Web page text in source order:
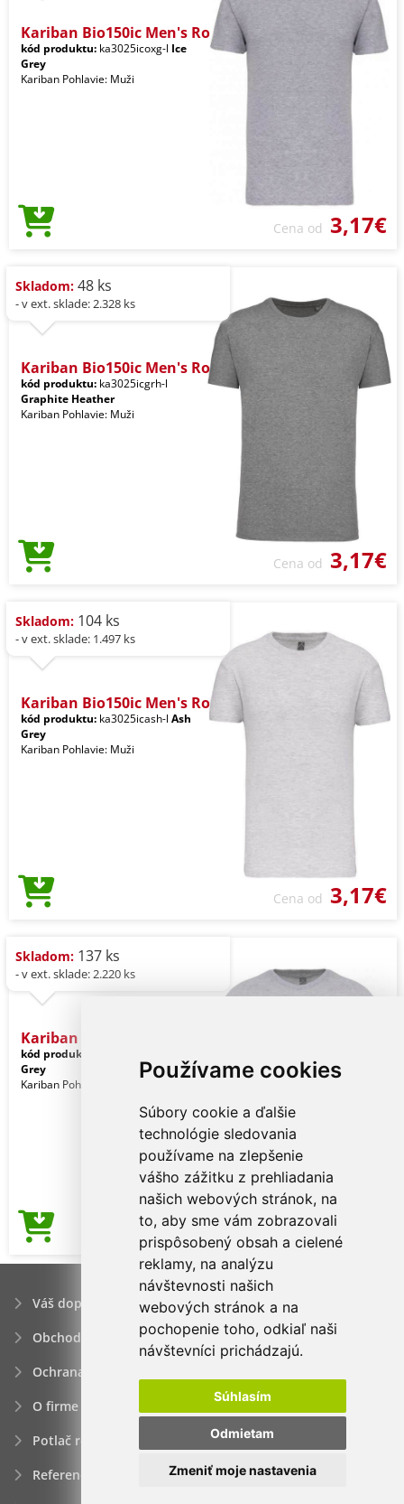
Používame cookies
Súbory cookie a ďalšie
technológie sledovania
používame na zlepšenie
vášho zážitku z prehliadania
našich webových stránok, na
to, aby sme vám zobrazovali
prispôsobený obsah a cielené
reklamy, na analýzu
návštevnosti našich
webových stránok a na
pochopenie toho, odkiaľ naši
návštevníci prichádzajú.
Súhlasím
Odmietam
Zmeniť moje nastavenia
Kariban Bio150ic Men's Ro
kód produktu: ka3025icoxg-l Ice
Grey
Kariban Pohlavie: Muži
Cena od 3,17€
Skladom: 48 ks
- v ext. sklade: 2.328 ks
Kariban Bio150ic Men's Ro
kód produktu: ka3025icgrh-l
Graphite Heather
Kariban Pohlavie: Muži
Cena od 3,17€
Skladom: 104 ks
- v ext. sklade: 1.497 ks
Kariban Bio150ic Men's Ro
kód produktu: ka3025icash-l Ash
Grey
Kariban Pohlavie: Muži
Cena od 3,17€
Skladom: 137 ks
- v ext. sklade: 2.220 ks
Kariban Bio150ic Men's Ro
kód produktu:
Grey
Kariban Pohlavie: Muži
Cena od 3,17€
Váš dopyt
Obchodné podmienky
Ochrana osobných údajov
O firme
Potlač reklamných predmetov
Referencie